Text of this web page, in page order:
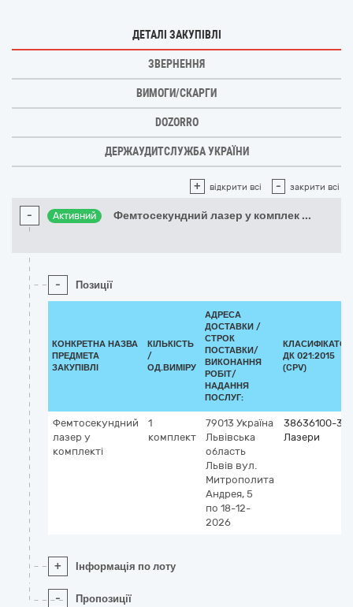
ДЕТАЛІ ЗАКУПІВЛІ
ЗВЕРНЕННЯ
ВИМОГИ/СКАРГИ
DOZORRO
ДЕРЖАУДИТСЛУЖБА УКРАЇНИ
+ відкрити всі - закрити всі
- Активний Фемтосекундний лазер у комплек ...
- Позиції
КОНКРЕТНА НАЗВА
ПРЕДМЕТА
ЗАКУПІВЛІ
КІЛЬКІСТЬ
/
ОД.ВИМІРУ
АДРЕСА
ДОСТАВКИ /
СТРОК
ПОСТАВКИ/
ВИКОНАННЯ
РОБІТ/
НАДАННЯ
ПОСЛУГ:
КЛАСИФІКАТОР
ДК 021:2015
(CPV)
Фемтосекундний
лазер у
комплекті
1
комплект
79013 Україна
Львівська
область
Львів вул.
Митрополита
Андрея, 5
по 18-12-
2026
38636100-3
Лазери
+ Інформація по лоту
- Пропозиції